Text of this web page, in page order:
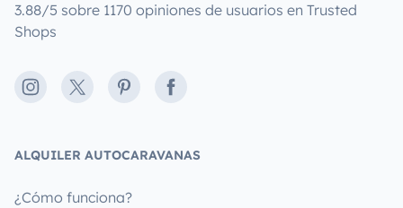
3.88/5 sobre 1170 opiniones de usuarios en Trusted
Shops
Instagram
X PinterestFacebook
ALQUILER AUTOCARAVANAS
¿Cómo funciona?